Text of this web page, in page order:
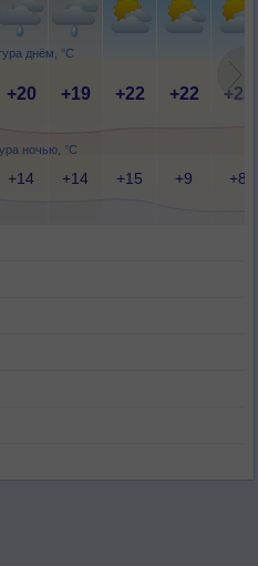
днём, °C
ночью, °C
+20 +19 +22 +22 +23
+14 +14 +15 +9 +8